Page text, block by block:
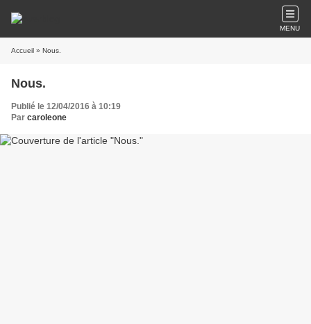
MENU
Accueil » Nous.
Nous.
Publié le 12/04/2016 à 10:19
Par caroleone